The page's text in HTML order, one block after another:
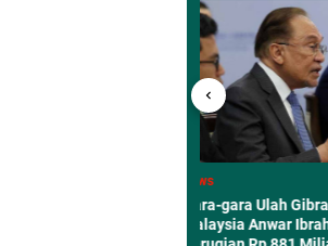
Gara-gara Ulah Gibran
Malaysia Anwar Ibrahim